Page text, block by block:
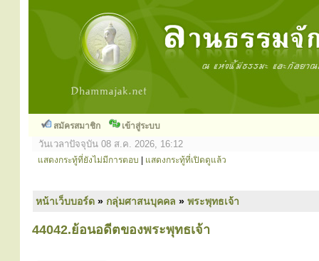
สมัครสมาชิก เข้าสู่ระบบ
วันเวลาปัจจุบัน 08 ส.ค. 2026, 16:12
แสดงกระทู้ที่ยังไม่มีการตอบ แสดงกระทู้ที่เปิดดูแล้ว
หน้าเว็บบอร์ด » กลุ่มศาสนบุคคล » พระพุทธเจ้า
44042.ย้อนอดีตของพระพุทธเจ้า